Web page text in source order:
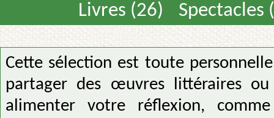
Livres (26)
Spectacles
Cette sélection est toute
partager des œuvres littéraires
alimenter votre réflexion,